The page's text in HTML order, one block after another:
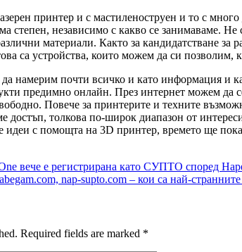
принтер и с мастиленоструен и то с
степен, независимо с какво се занимаваме.
материали. Както за кандидатстване
са устройства, които можем да си позволим,
намерим почти всичко и като информация и
предимно онлайн. През интернет можем
Повече за принтерите и техните
достъп, толкова по-широк диапазон от
идеи с помощта на 3D принтер, времето ще
вече е регистрирана като СУПТО според
nap-supto.com – кои са най-
Required fields are marked *